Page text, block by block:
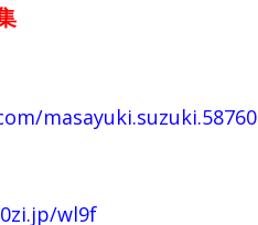
masayuki.suzuki.58760
wl9f